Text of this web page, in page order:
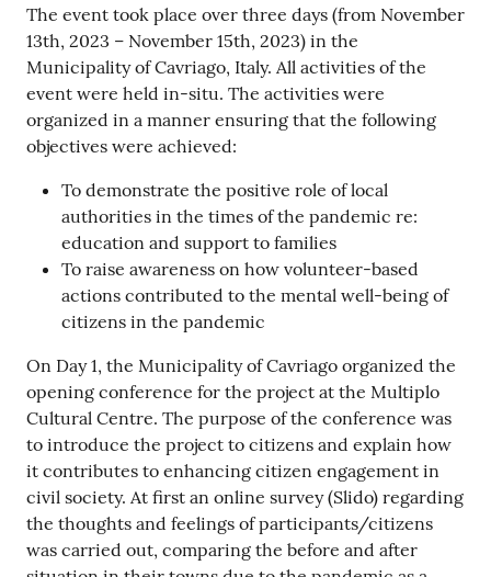
The event took place over three days (from November
13th, 2023 – November 15th, 2023) in the
Municipality of Cavriago, Italy. All activities of the
event were held in-situ. The activities were
organized in a manner ensuring that the following
objectives were achieved:
To demonstrate the positive role of local
authorities in the times of the pandemic re:
education and support to families
To raise awareness on how volunteer-based
actions contributed to the mental well-being of
citizens in the pandemic
On Day 1, the Municipality of Cavriago organized the
opening conference for the project at the Multiplo
Cultural Centre. The purpose of the conference was
to introduce the project to citizens and explain how
it contributes to enhancing citizen engagement in
civil society. At first an online survey (Slido) regarding
the thoughts and feelings of participants/citizens
was carried out, comparing the before and after